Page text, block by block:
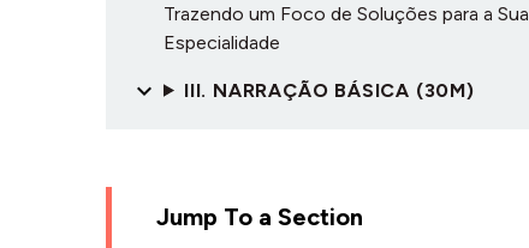
Trazendo um Foco de Soluções para a Sua
Especialidade
III. NARRAÇÃO BÁSICA (30M)
Jump To a Section